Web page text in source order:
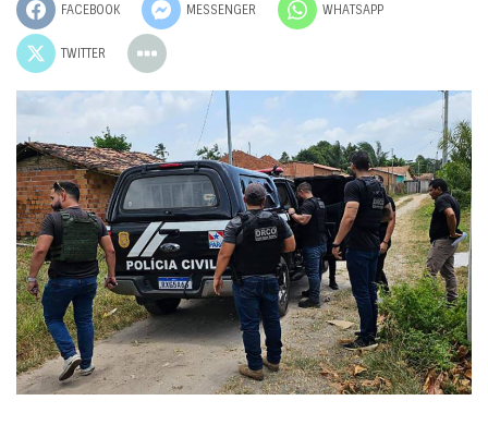
FACEBOOK MESSENGER WHATSAPP
TWITTER